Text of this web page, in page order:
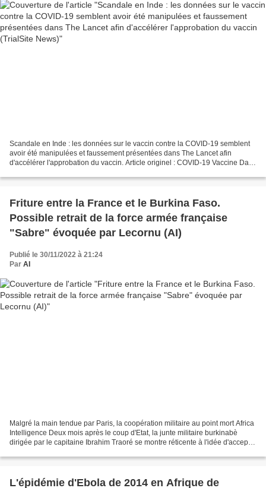
Scandale en Inde : les données sur le vaccin contre la COVID-19 semblent
avoir été manipulées et faussement présentées dans The Lancet afin
d'accélérer l'approbation du vaccin. Article originel : COVID-19 Vaccine Data
Friture entre la France et le Burkina Faso.
Possible retrait de la force armée française
"Sabre" évoquée par Lecornu (AI)
Publié le 30/11/2022 à 21:24
Par AI
Malgré la main tendue par Paris, la coopération militaire au point mort Africa
Intelligence Deux mois après le coup d'Etat, la junte militaire burkinabè
dirigée par le capitaine Ibrahim Traoré se montre réticente à l'idée d'accepter
L'épidémie d'Ebola de 2014 en Afrique de